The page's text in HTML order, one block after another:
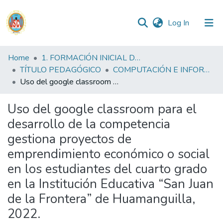
Log In (current)
Communities
&
Collections
Statistics
Reglamento
Formatos
Manuales
Home
1. FORMACIÓN INICIAL DOCENTE
TÍTULO PEDAGÓGICO
COMPUTACIÓN E INFORMÁTICA FID
Uso del google classroom para el desarrollo de la competencia gestiona proyectos de emprendimiento económico o social en los estudiantes del cuarto grado en la Institución Educativa “San Juan de la Frontera” de Huamanguilla, 2022.
Uso del google classroom para el
desarrollo de la competencia
gestiona proyectos de
emprendimiento económico o social
en los estudiantes del cuarto grado
en la Institución Educativa “San Juan
de la Frontera” de Huamanguilla,
2022.